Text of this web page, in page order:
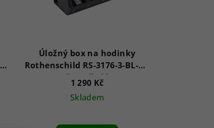
Úložný box na hodinky
Rothenschild RS-3176-3-BL-GY
černošedý
1 290 Kč
Skladem